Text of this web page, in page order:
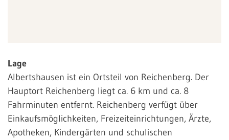
Lage
Albertshausen ist ein Ortsteil von Reichenberg. Der
Hauptort Reichenberg liegt ca. 6 km und ca. 8
Fahrminuten entfernt. Reichenberg verfügt über
Einkaufsmöglichkeiten, Freizeiteinrichtungen, Ärzte,
Apotheken, Kindergärten und schulischen